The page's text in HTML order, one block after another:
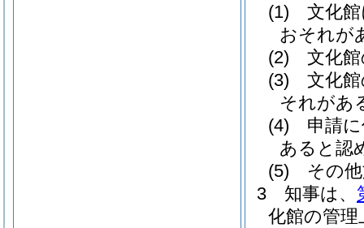
(1)
文化
おそれが
(2)
文化
(3)
文化
それがあ
(4)
申請
あると認
(5)
その
3
知事は、
化館の管